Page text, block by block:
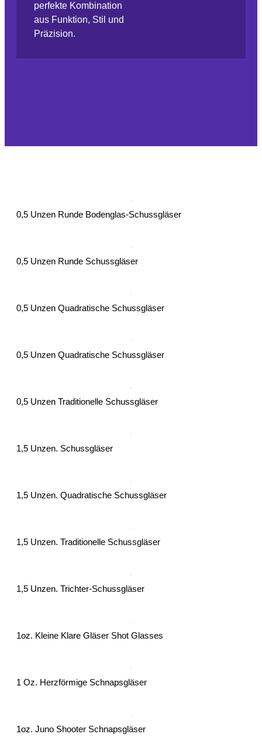
perfekte Kombination
aus Funktion, Stil und
Präzision.
0,5 Unzen Runde Bodenglas-Schussgläser
0,5 Unzen Runde Schussgläser
0,5 Unzen Quadratische Schussgläser
0,5 Unzen Quadratische Schussgläser
0,5 Unzen Traditionelle Schussgläser
1,5 Unzen. Schussgläser
1,5 Unzen. Quadratische Schussgläser
1,5 Unzen. Traditionelle Schussgläser
1,5 Unzen. Trichter-Schussgläser
1oz. Kleine Klare Gläser Shot Glasses
1 Oz. Herzförmige Schnapsgläser
1oz. Juno Shooter Schnapsgläser